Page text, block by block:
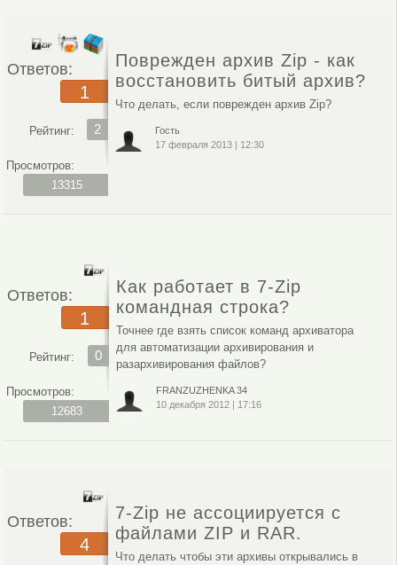
Ответов:
1
Рейтинг: 2
Просмотров:
13315
Поврежден архив Zip - как
восстановить битый архив?
Что делать, если поврежден архив Zip?
Гость
17 февраля 2013 | 12:30
Ответов:
1
Рейтинг: 0
Просмотров:
12683
Как работает в 7-Zip
командная строка?
Точнее где взять список команд архиватора
для автоматизации архивирования и
разархивирования файлов?
FRANZUZHENKA 34
10 декабря 2012| 17:16
Ответов:
4
7-Zip не ассоциируется с
файлами ZIP и RAR.
Что делать чтобы эти архивы открывались в